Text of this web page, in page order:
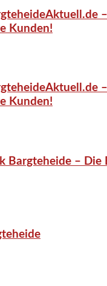
Kunden!
Kunden!
Bargteheide – Die